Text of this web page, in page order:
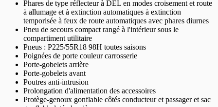
Phares de type réflecteur à DEL en modes croisement et route
à allumage et à extinction automatiques à extinction
temporisée à feux de route automatiques avec phares diurnes
Pneu de secours compact rangé à l'intérieur sous le
compartiment utilitaire
Pneus : P225/55R18 98H toutes saisons
Poignées de porte couleur carrosserie
Porte-gobelets arrière
Porte-gobelets avant
Poutres anti-intrusion
Prolongation d'alimentation des accessoires
Protège-genoux gonflable côtés conducteur et passager et sac